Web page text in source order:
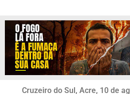
Cruzeiro do Sul, Acre, 10 de